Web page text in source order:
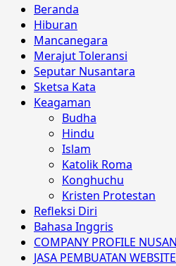
Beranda
Hiburan
Mancanegara
Merajut Toleransi
Seputar Nusantara
Sketsa Kata
Keagaman
Budha
Hindu
Islam
Katolik Roma
Konghuchu
Kristen Protestan
Refleksi Diri
Bahasa Inggris
COMPANY PROFILE
JASA PEMBUATAN WEBSITE